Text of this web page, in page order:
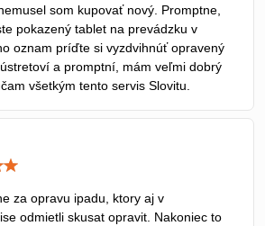
som kupovať nový. Promptne,
pokazený tablet na prevádzku v
oznam príďte si vyzdvihnúť opravený
a promptní, mám veľmi dobrý
všetkým tento servis Slovitu.
5
za opravu ipadu, ktory aj v
odmietli skusat opravit. Nakoniec to